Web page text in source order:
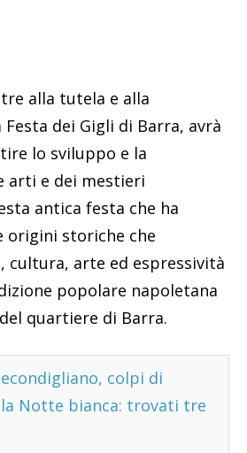
alla tutela e alla
dei Gigli di Barra, avrà
lo sviluppo e la
arti e dei mestieri
antica festa che ha
origini storiche che
cultura, arte ed espressività
popolare napoletana
quartiere di Barra.
colpi di
Notte bianca: trovati tre